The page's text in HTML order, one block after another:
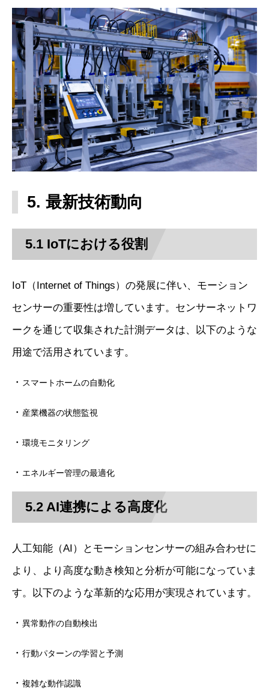
5. 最新技術動向
5.1 IoTにおける役割
IoT（Internet of Things）の発展に伴い、モーション
センサーの重要性は増しています。センサーネットワ
ークを通じて収集された計測データは、以下のような
用途で活用されています。
・ スマートホームの自動化
・ 産業機器の状態監視
・ 環境モニタリング
・ エネルギー管理の最適化
5.2 AI連携による高度化
人工知能（AI）とモーションセンサーの組み合わせに
より、より高度な動き検知と分析が可能になっていま
す。以下のような革新的な応用が実現されています。
・ 異常動作の自動検出
・ 行動パターンの学習と予測
・ 複雑な動作認識